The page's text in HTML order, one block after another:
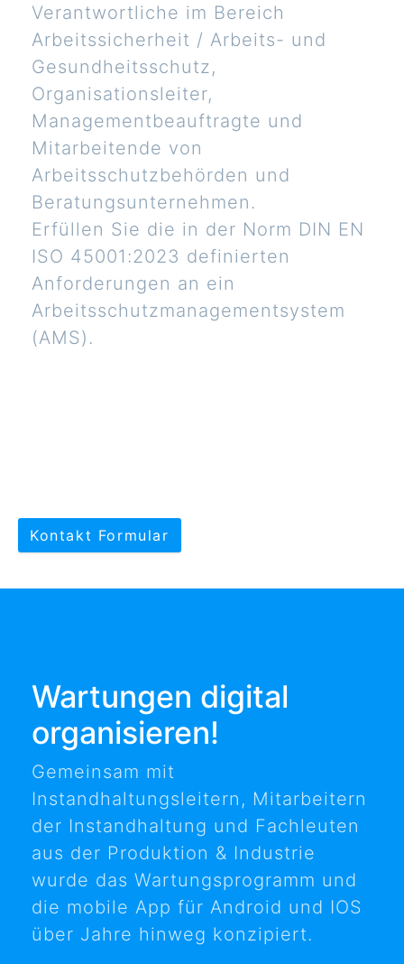
Verantwortliche im Bereich
Arbeitssicherheit / Arbeits- und
Gesundheitsschutz,
Organisationsleiter,
Managementbeauftragte und
Mitarbeitende von
Arbeitsschutzbehörden und
Beratungsunternehmen.
Erfüllen Sie die in der Norm DIN EN
ISO 45001:2023 definierten
Anforderungen an ein
Arbeitsschutzmanagementsystem
(AMS).
Kontakt Formular
Wartungen digital
organisieren!
Gemeinsam mit
Instandhaltungsleitern, Mitarbeitern
der Instandhaltung und Fachleuten
aus der Produktion & Industrie
wurde das Wartungsprogramm und
die mobile App für Android und IOS
über Jahre hinweg konzipiert.